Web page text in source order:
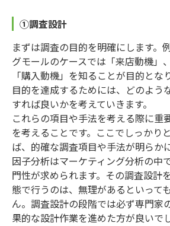
①調査設計
まずは調査の目的を明確にします。
グモールのケースでは「来店動機」
「購入動機」を知ることが目的とな
目的を達成するためには、どのよう
すれば良いかを考えていきます。
これらの項目や手法を考える際に重
を考えることです。ここでしっかり
ば、的確な調査項目や手法が明らか
因子分析はマーケティング分析の中
門性が求められます。その調査設計
態で行うのは、無理があるといって
ん。調査設計の段階では必ず専門家
果的な設計作業を進めた方が良いで